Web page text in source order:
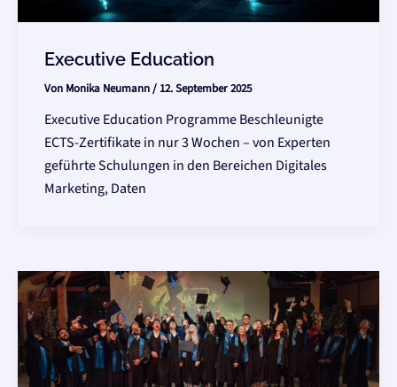
Executive Education
Von Monika Neumann/ 12. September 2025
Executive Education Programme Beschleunigte
ECTS-Zertifikate in nur 3 Wochen – von Experten
geführte Schulungen in den Bereichen Digitales
Marketing, Daten